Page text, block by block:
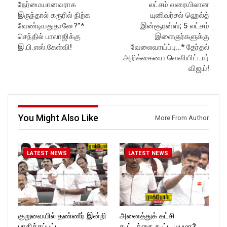
Like us on:
https://www.facebook.com/R
ockforttimes
Follow us on:
https://www.instagram.com/ro
ckforttimes/
https://www.facebook.com/R
ockforttimes
Follow us on:
https://www.instagram.com/ro
ckforttimes/
Follow us on:
https://twitter.com/ROCKFOR
நேர்மையானவராக
இருந்தால் கரூரில் நிற்க
வேண்டியதுதானே?”*
செந்தில் பாலாஜிக்கு
இ.பி.எஸ்.கேள்வி!
லட்சம் வரையிலான
யுனிவர்சல் ஹெல்த்
இன்சூரன்ஸ்; 5 லட்சம்
இளைஞர்களுக்கு
வேலைவாய்ப்பு…* தேர்தல்
அறிக்கையை வெளியிட்டார்
விஜய்!
You Might Also Like More From Author
LATEST NEWS
குறுவையில் தண்ணீர் இன்றி
LATEST NEWS
அனைத்துக் கட்சி